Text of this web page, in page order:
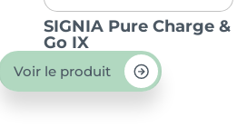
SIGNIA Pure Charge &
Go IX
Voir le produit